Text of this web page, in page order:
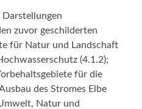
zuvor geschilderten
für Natur und Landschaft
(4.1.2);
für die
des Stromes Elbe
Natur und